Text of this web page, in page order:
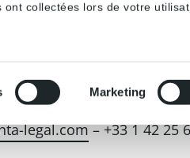
collectées lors de votre
Marketing
33 1 42 25 10 52
– + 33 1 42 25 10 52
legal.com– +33 1 42 25